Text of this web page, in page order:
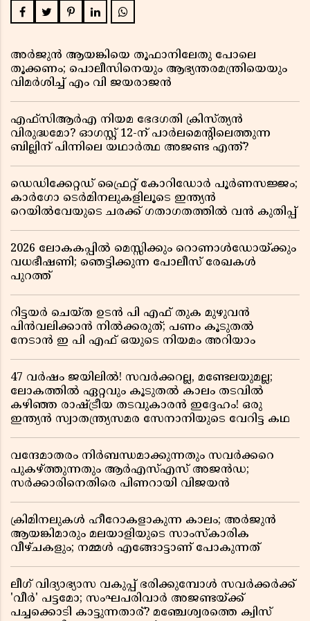
അർജുൻ ആയങ്കിയെ തൂഫാനിലേതു പോലെ
തൂക്കണം; പൊലീസിനെയും ആഭ്യന്തരമന്ത്രിയെയും
വിമർശിച്ച് എം വി ജയരാജൻ
എഫ്സിആർഎ നിയമ ഭേദഗതി ക്രിസ്ത്യൻ
വിരുദ്ധമോ? ഓഗസ്റ്റ് 12-ന് പാർലമെന്റിലെത്തുന്ന
ബില്ലിന് പിന്നിലെ യഥാർത്ഥ അജണ്ട എന്ത്?
ഡെഡിക്കേറ്റഡ് ഫ്രൈറ്റ് കോറിഡോർ പൂർണസജ്ജം;
കാർഗോ ടെർമിനലുകളിലൂടെ ഇന്ത്യൻ
റെയിൽവേയുടെ ചരക്ക് ഗതാഗതത്തിൽ വൻ കുതിപ്പ്
2026 ലോകകപ്പിൽ മെസ്സിക്കും റൊണാൾഡോയ്ക്കും
വധഭീഷണി; ഞെട്ടിക്കുന്ന പോലീസ് രേഖകൾ
പുറത്ത്
റിട്ടയർ ചെയ്ത ഉടൻ പി എഫ് തുക മുഴുവൻ
പിൻവലിക്കാൻ നിൽക്കരുത്; പണം കൂടുതൽ
നേടാൻ ഇ പി എഫ് ഒയുടെ നിയമം അറിയാം
47 വർഷം ജയിലിൽ! സവർക്കറല്ല, മണ്ടേലയുമല്ല;
ലോകത്തിൽ ഏറ്റവും കൂടുതൽ കാലം തടവിൽ
കഴിഞ്ഞ രാഷ്ട്രീയ തടവുകാരൻ ഇദ്ദേഹം! ഒരു
ഇന്ത്യൻ സ്വാതന്ത്ര്യസമര സേനാനിയുടെ വേറിട്ട കഥ
വന്ദേമാതരം നിർബന്ധമാക്കുന്നതും സവർക്കറെ
പുകഴ്ത്തുന്നതും ആർഎസ്എസ് അജൻഡ;
സർക്കാരിനെതിരെ പിണറായി വിജയൻ
ക്രിമിനലുകൾ ഹീറോകളാകുന്ന കാലം; അർജുൻ
ആയങ്കിമാരും മലയാളിയുടെ സാംസ്കാരിക
വീഴ്ചകളും; നമ്മൾ എങ്ങോട്ടാണ് പോകുന്നത്
ലീഗ് വിദ്യാഭ്യാസ വകുപ്പ് ഭരിക്കുമ്പോൾ സവർക്കർക്ക്
'വീർ' പട്ടമോ; സംഘപരിവാർ അജണ്ടയ്ക്ക്
പച്ചക്കൊടി കാട്ടുന്നതാര്? മഞ്ചേശ്വരത്തെ ക്വിസ്